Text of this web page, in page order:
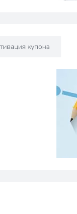
купона